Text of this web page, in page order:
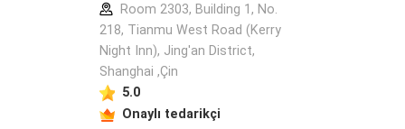
Room 2303, Building 1, No.
218, Tianmu West Road (Kerry
Night Inn), Jing'an District,
Shanghai ,Çin
5.0
Onaylı tedarikçi